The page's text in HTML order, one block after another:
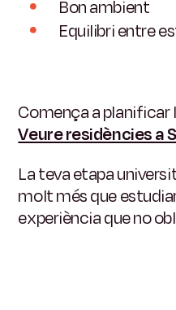
Bon ambient
Equilibri entre
Comença a planificar
Veure residències a
La teva etapa
molt més que
experiència que no